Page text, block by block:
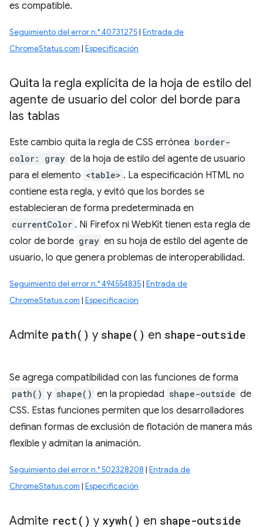
es compatible.
Seguimiento del error n.° 40731275| Entrada de
ChromeStatus.com | Especificación
Quita la regla explícita de la hoja de estilo del
agente de usuario del color del borde para
las tablas
Este cambio quita la regla de CSS errónea border-
color: gray de la hoja de estilo del agente de usuario
para el elemento <table> . La especificación HTML no
contiene esta regla, y evitó que los bordes se
establecieran de forma predeterminada en
currentColor . Ni Firefox ni WebKit tienen esta regla de
color de borde gray en su hoja de estilo del agente de
usuario, lo que genera problemas de interoperabilidad.
Seguimiento del error n.° 494554835| Entrada de
ChromeStatus.com | Especificación
Admite path( ) y shape( ) en shape-outside
Se agrega compatibilidad con las funciones de forma
path() y shape() en la propiedad shape-outside de
CSS. Estas funciones permiten que los desarrolladores
definan formas de exclusión de flotación de manera más
flexible y admitan la animación.
Seguimiento del error n.° 502328208 | Entrada de
ChromeStatus.com | Especificación
Admite rect( ) y xywh( ) en shape-outside